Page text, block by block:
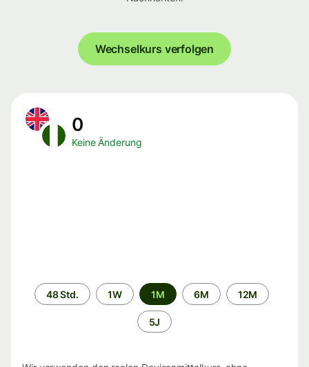
Wechselkurs verfolgen
0
Keine Änderung
Zeitraum
48 Std. 1W 1M 6M 12M
5J